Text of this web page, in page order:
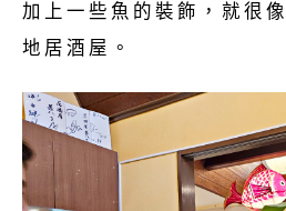
加上一些魚的裝飾，就很
地居酒屋。